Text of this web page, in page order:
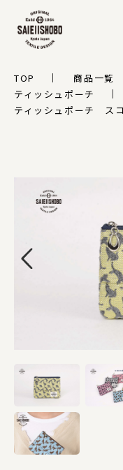
シリーズ
DOGS
CATS
カテゴリー
TOP 商品一覧
ティッシュポーチ
ティッシュポーチ ス